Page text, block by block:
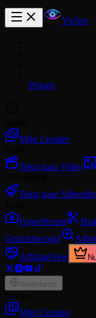
VicSee
Prijzen
Mijn Creaties
Tekst naar Video
Tekst naar
Fotoeffecten
Gezichtswissel
AffiliateNew
Nederlands
Mijn Creaties